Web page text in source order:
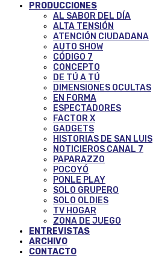
PRODUCCIONES
AL SABOR DEL DÍA
ALTA TENSIÓN
ATENCIÓN CIUDADANA
AUTO SHOW
CÓDIGO 7
CONCEPTO
DE TÚ A TÚ
DIMENSIONES OCULTAS
EN FORMA
ESPECTADORES
FACTOR X
GADGETS
HISTORIAS DE SAN LUIS
NOTICIEROS CANAL 7
PAPARAZZO
POCOYÓ
PONLE PLAY
SOLO GRUPERO
SOLO OLDIES
TV HOGAR
ZONA DE JUEGO
ENTREVISTAS
ARCHIVO
CONTACTO